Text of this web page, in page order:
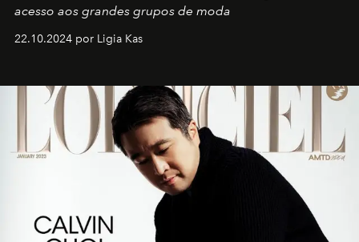
acesso aos grandes grupos de moda
22.10.2024 por Ligia Kas